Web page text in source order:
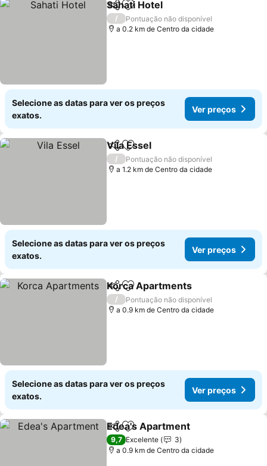
PartilharAdicionar aos favoritos
Sahati Hotel
/
Pontuação não disponível
a 0.2 km de Centro da cidade
Selecione as datas para ver os preços
exatos.
Ver preços
PartilharAdicionar aos favoritos
Vila Essel
/
Pontuação não disponível
a 1.2 km de Centro da cidade
Selecione as datas para ver os preços
exatos.
Ver preços
PartilharAdicionar aos favoritos
Korca Apartments
/
Pontuação não disponível
a 0.9 km de Centro da cidade
Selecione as datas para ver os preços
exatos.
Ver preços
PartilharAdicionar aos favoritos
Edea's Apartment
9,7 Excelente
3
a 0.9 km de Centro da cidade